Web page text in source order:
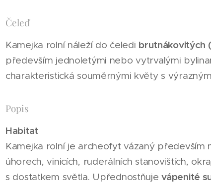
Čeleď
Kamejka rolní náleží do čeledi brutnákovitých
především jednoletými nebo vytrvalými
charakteristická souměrnými květy s
Popis
Habitat
Kamejka rolní je archeofyt vázaný především
úhorech, vinicích, ruderálních stanovištích,
s dostatkem světla. Upřednostňujevápenité